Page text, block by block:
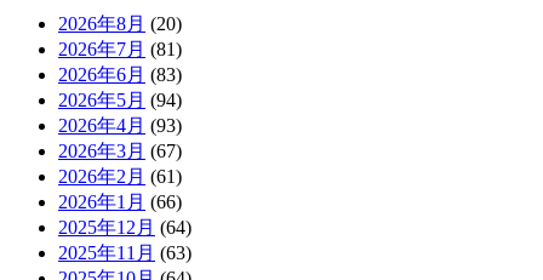
2026年8月 (20)
2026年7月 (81)
2026年6月 (83)
2026年5月 (94)
2026年4月 (93)
2026年3月 (67)
2026年2月 (61)
2026年1月 (66)
2025年12月 (64)
2025年11月 (63)